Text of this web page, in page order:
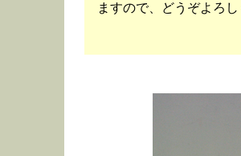
ますので、どうぞよろ